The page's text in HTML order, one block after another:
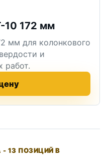
10 172 мм
мм для колонкового
и
работ.
13 ПОЗИЦИЙ В